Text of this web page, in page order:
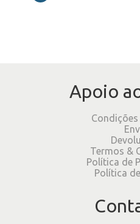
Apoio
Termos &
Política de
Política